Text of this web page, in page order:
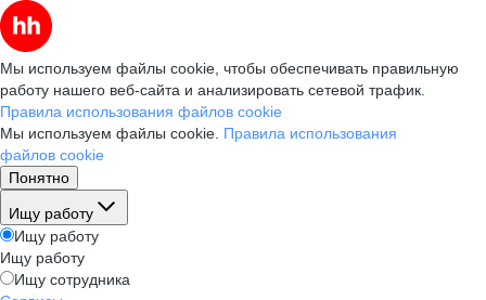
Мы используем файлы cookie, чтобы обеспечивать правильную
работу нашего веб-сайта и анализировать сетевой трафик.
Правила использования файлов cookie
Мы используем файлы cookie. Правила использования
файлов cookie
Понятно
Ищу работу
Ищу работу
Ищу работу
Ищу сотрудника